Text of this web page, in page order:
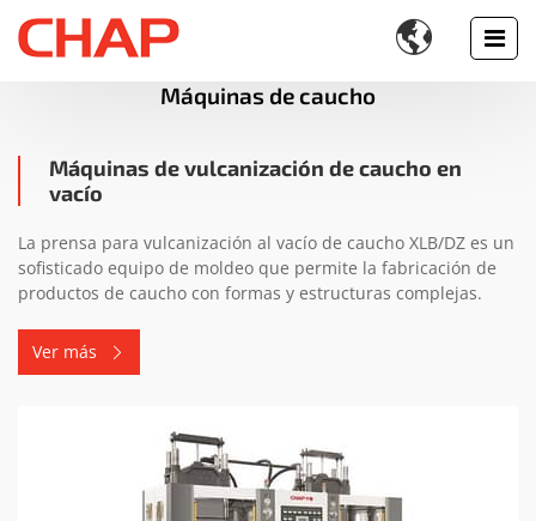

Máquinas de caucho
Máquinas de vulcanización de caucho en
vacío
La prensa para vulcanización al vacío de caucho XLB/DZ es un
sofisticado equipo de moldeo que permite la fabricación de
productos de caucho con formas y estructuras complejas.
Ver más